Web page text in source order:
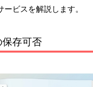
ビスを解説します。
保存可否